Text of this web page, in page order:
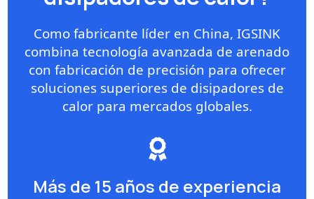
Como fabricante líder en China, IGSINK
combina tecnología avanzada de arenado
con fabricación de precisión para ofrecer
soluciones superiores de disipadores de
calor para mercados globales.
Más de 15 años de experiencia